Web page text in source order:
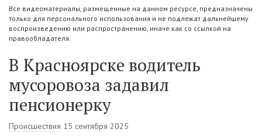
Все видеоматериалы, размещенные на данном ресурсе, предназначены
только для персонального использования и не подлежат дальнейшему
воспроизведению или распространению, иначе как со ссылкой на
правообладателя.
В Красноярске водитель
мусоровоза задавил
пенсионерку
Происшествия 15 сентября 2025